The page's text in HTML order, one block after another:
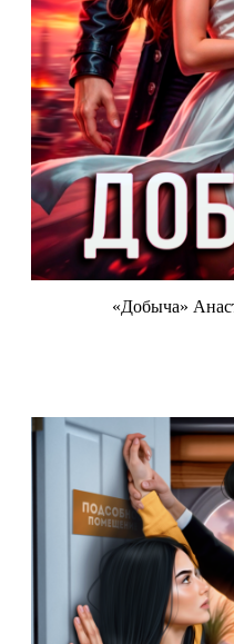
«Добыча»